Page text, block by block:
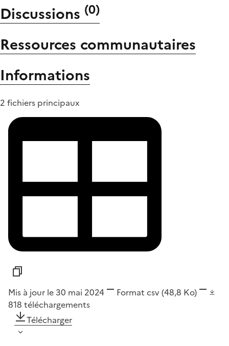
Discussions (0)
Ressources communautaires
Informations
2 fichiers principaux
Mis à jour le 30 mai 2024 Format csv(48,8 Ko)
818 téléchargements
Télécharger